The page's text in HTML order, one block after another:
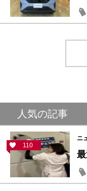
人気の記事
110
ニ